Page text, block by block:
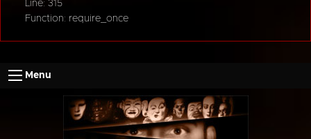
Line: 315
Function: require_once
Menu